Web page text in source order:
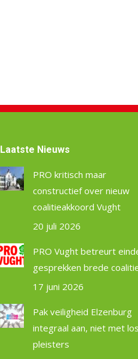
Laatste Nieuws
PRO kritisch maar
constructief over nieuw
coalitieakkoord Vught
20 juli 2026
PRO Vught betreurt
gesprekken brede
17 juni 2026
Pak veiligheid Elzenburg
integraal aan, niet met
pleisters